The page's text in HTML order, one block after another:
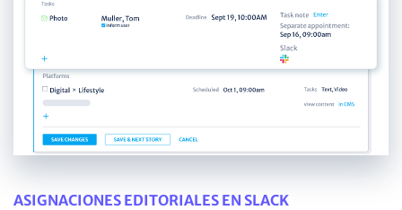
ASIGNACIONES EDITORIALES EN SLACK